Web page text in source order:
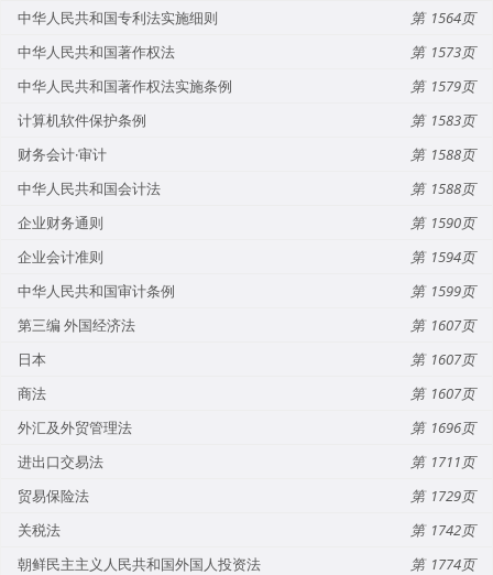
中华人民共和国专利法实施细则
1564
中华人民共和国著作权法
1573
中华人民共和国著作权法实施条例
1579
计算机软件保护条例
1583
财务会计·审计
1588
中华人民共和国会计法
1588
企业财务通则
1590
企业会计准则
1594
中华人民共和国审计条例
1599
第三编 外国经济法
1607
日本
1607
商法
1607
外汇及外贸管理法
1696
进出口交易法
1711
贸易保险法
1729
关税法
1742
朝鲜民主主义人民共和国外国人投资法
1774